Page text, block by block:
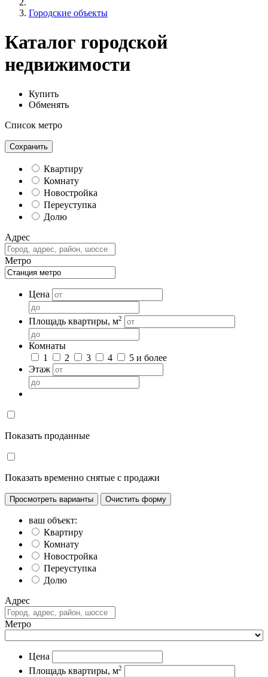
Городские объекты
Каталог городской
недвижимости
Купить
Обменять
Список метро
Сохранить
Квартиру
Комнату
Новостройка
Переуступка
Долю
Адрес
Метро
Цена
Площадь квартиры, м2
Комнаты
1
2 3 4
5 и более
Этаж
Показать проданные
Показать временно снятые с продажи
Просмотреть варианты
ваш объект:
Квартиру
Комнату
Новостройка
Переуступка
Долю
Адрес
Метро
Цена
Площадь квартиры, м2